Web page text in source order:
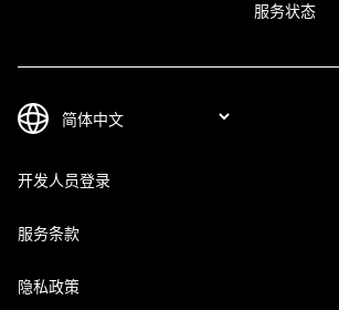
服务状态
开发人员登录
服务条款
隐私政策